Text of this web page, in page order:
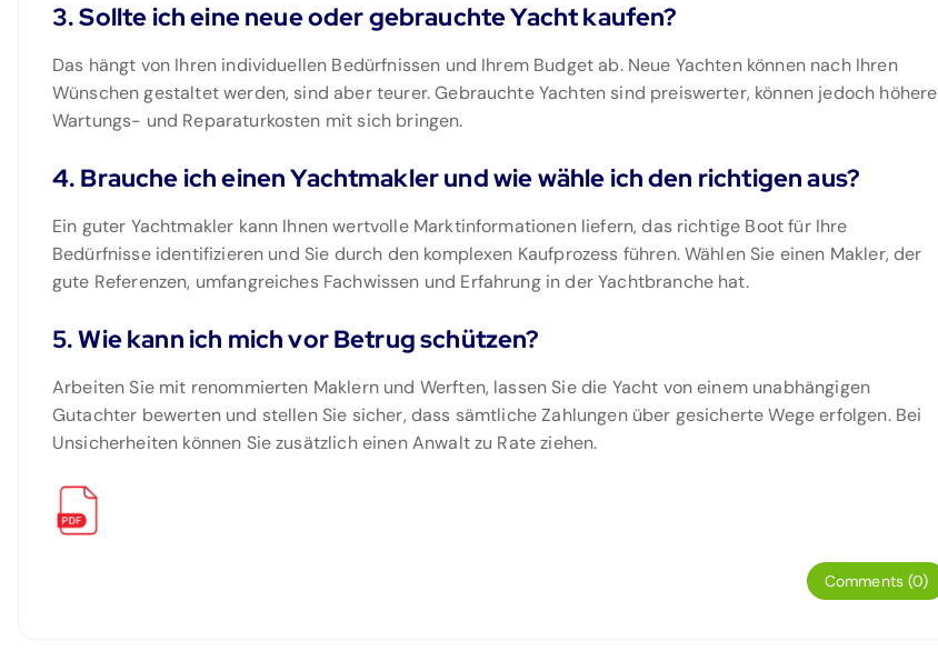
3. Sollte ich eine neue oder gebrauchte Yacht kaufen?
Das hängt von Ihren individuellen Bedürfnissen und Ihrem Budget ab. Neue Yachten können nach Ihren
Wünschen gestaltet werden, sind aber teurer. Gebrauchte Yachten sind preiswerter, können jedoch höhere
Wartungs- und Reparaturkosten mit sich bringen.
4. Brauche ich einen Yachtmakler und wie wähle ich den richtigen aus?
Ein guter Yachtmakler kann Ihnen wertvolle Marktinformationen liefern, das richtige Boot für Ihre
Bedürfnisse identifizieren und Sie durch den komplexen Kaufprozess führen. Wählen Sie einen Makler, der
gute Referenzen, umfangreiches Fachwissen und Erfahrung in der Yachtbranche hat.
5. Wie kann ich mich vor Betrug schützen?
Arbeiten Sie mit renommierten Maklern und Werften, lassen Sie die Yacht von einem unabhängigen
Gutachter bewerten und stellen Sie sicher, dass sämtliche Zahlungen über gesicherte Wege erfolgen. Bei
Unsicherheiten können Sie zusätzlich einen Anwalt zu Rate ziehen.
Comments (0)